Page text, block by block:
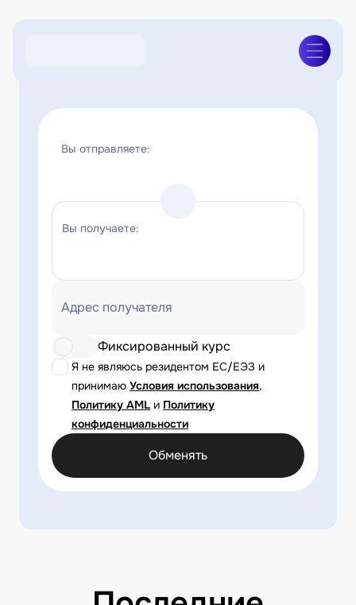
Вы отправляете:
Вы получаете:
Адрес получателя
Я не являюсь резидентом ЕС/ЕЭЗ и
принимаю Условия использования,
Политику AML и Политику
конфиденциальности
Фиксированный курс
Обменять